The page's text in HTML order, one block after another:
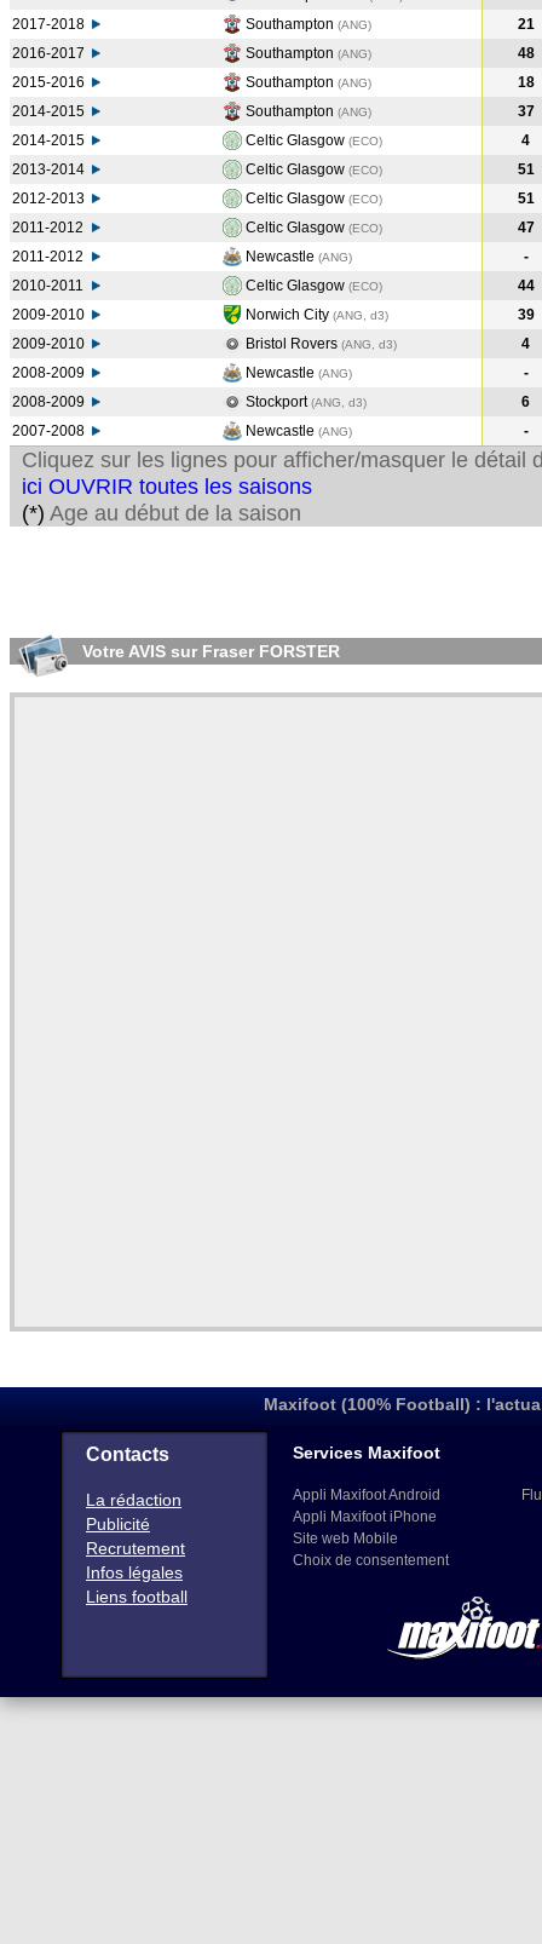
2017-2018
Southampton (ANG)
21
2016-2017
Southampton (ANG)
48
2015-2016
Southampton (ANG)
18
2014-2015
Southampton (ANG)
37
2014-2015
Celtic Glasgow (ECO)
4
2013-2014
Celtic Glasgow (ECO)
51
2012-2013
Celtic Glasgow (ECO)
51
2011-2012
Celtic Glasgow (ECO)
47
2011-2012
Newcastle (ANG)
-
2010-2011
Celtic Glasgow (ECO)
44
2009-2010
Norwich City (ANG, d3)
39
2009-2010
Bristol Rovers (ANG, d3)
4
2008-2009
Newcastle (ANG)
-
2008-2009
Stockport(ANG, d3)
6
2007-2008
Newcastle (ANG) -
Cliquez sur les lignes pour afficher/masquer le détail
ici OUVRIR toutes les saisons
(*) Age au début de la saison
Votre AVIS sur Fraser FORSTER
Maxifoot (100% Football) :
Contacts
La rédaction
Publicité
Recrutement
Infos légales
Liens football
Services Maxifoot
Appli Maxifoot Android
Appli Maxifoot iPhone
Site web Mobile
Choix de consentement